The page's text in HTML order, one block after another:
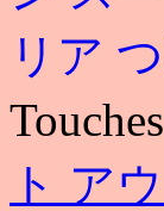
リア
Touches
ト ア